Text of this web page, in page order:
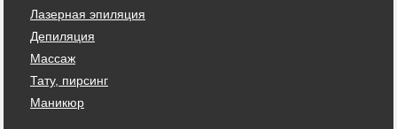
Лазерная эпиляция
Депиляция
Массаж
Тату, пирсинг
Маникюр